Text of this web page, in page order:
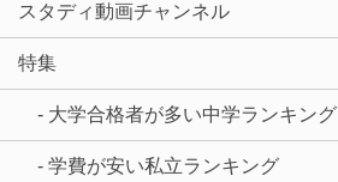
スタディ動画チャンネル
特集
- 大学合格者が多い中学ランキング
- 学費が安い私立ランキング